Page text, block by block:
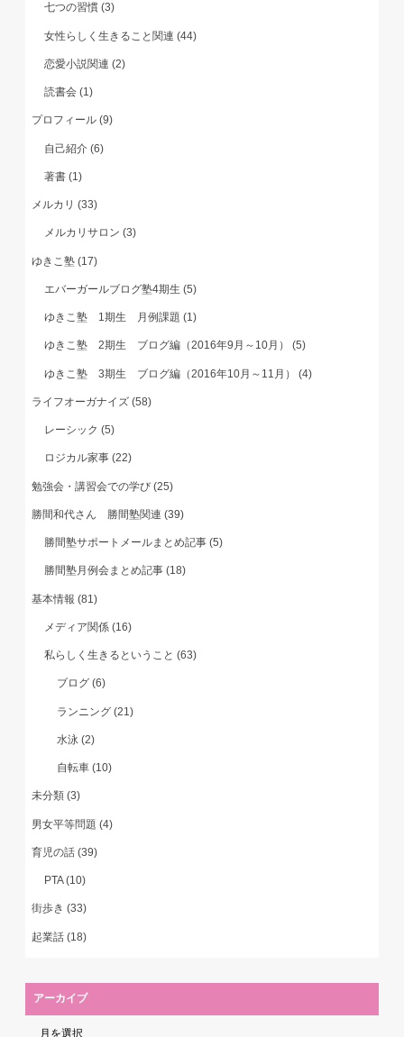
七つの習慣(3)
女性らしく生きること関連(44)
恋愛小説関連(2)
読書会(1)
プロフィール(9)
自己紹介(6)
著書(1)
メルカリ(33)
メルカリサロン(3)
ゆきこ塾(17)
エバーガールブログ塾4期生(5)
ゆきこ塾 1期生 月例課題(1)
ゆきこ塾 2期生 ブログ編（2016年9月～10月）(5)
ゆきこ塾 3期生 ブログ編（2016年10月～11月）(4)
ライフオーガナイズ(58)
レーシック(5)
ロジカル家事(22)
勉強会・講習会での学び(25)
勝間和代さん 勝間塾関連(39)
勝間塾サポートメールまとめ記事(5)
勝間塾月例会まとめ記事(18)
基本情報(81)
メディア関係(16)
私らしく生きるということ(63)
ブログ(6)
ランニング(21)
水泳(2)
自転車(10)
未分類(3)
男女平等問題(4)
育児の話(39)
PTA(10)
街歩き(33)
起業話(18)
アーカイブ